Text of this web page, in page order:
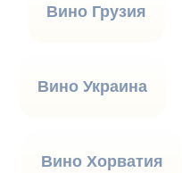
Вино Грузия
Вино Украина
Вино Хорватия